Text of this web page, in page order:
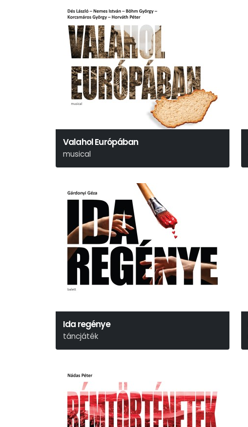
Valahol Európában
musical
Dés László - Nemes István - Böhm György -
Ida regénye
táncjáték
Gárdonyi Géza